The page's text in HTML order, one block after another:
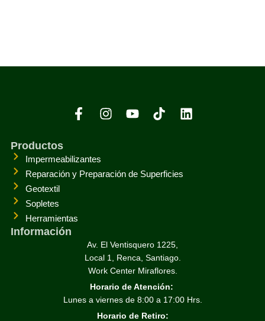
Información
Av. El Ventisquero 1225,
Local 1, Renca, Santiago.
Work Center Miraflores.
Horario de Atención:
Lunes a viernes de 8:00 a 17:00 Hrs.
Horario de Retiro:
Productos
Impermeabilizantes
Reparación y Preparación de Superficies
Geotextil
Sopletes
Herramientas